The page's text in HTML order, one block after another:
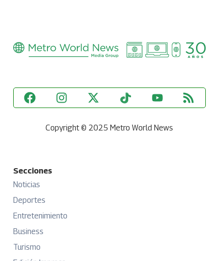
Copyright © 2025 Metro World News
Secciones
Noticias
Deportes
Entretenimiento
Business
Turismo